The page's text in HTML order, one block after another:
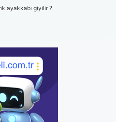
ayakkabı giyilir ?